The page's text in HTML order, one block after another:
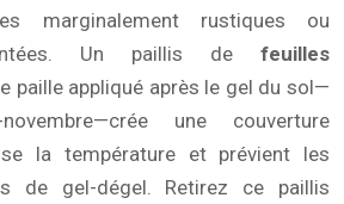
marginalement rustiques ou
Un paillis de feuilles
paille appliqué après le gel du sol—
une couverture
la température et prévient les
de gel-dégel. Retirez ce paillis